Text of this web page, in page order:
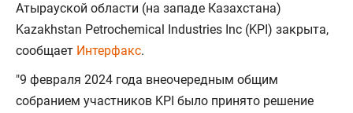
Атырауской области (на западе Казахстана)
Kazakhstan Petrochemical Industries Inc (KPI) закрыта,
сообщает Интерфакс.
"9 февраля 2024 года внеочередным общим
собранием участников KPI было принято решение